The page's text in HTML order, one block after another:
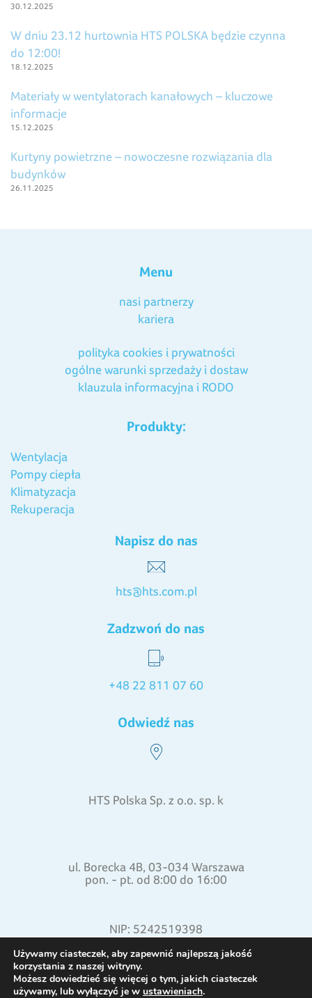
30.12.2025
W dniu 23.12 hurtownia HTS POLSKA będzie czynna
do 12:00!
18.12.2025
Materiały w wentylatorach kanałowych – kluczowe
informacje
15.12.2025
Kurtyny powietrzne – nowoczesne rozwiązania dla
budynków
26.11.2025
Menu
nasi partnerzy
kariera
polityka cookies i prywatności
ogólne warunki sprzedaży i dostaw
klauzula informacyjna i RODO
Produkty:
Wentylacja
Pompy ciepła
Klimatyzacja
Rekuperacja
Napisz do nas
hts@hts.com.pl
Zadzwoń do nas
+48 22 811 07 60
Odwiedź nas
HTS Polska Sp. z o.o. sp. k
ul. Borecka 4B, 03-034 Warszawa
pon. - pt. od 8:00 do 16:00
NIP: 5242519398
REGON: 015871772
Używamy ciasteczek, aby zapewnić najlepszą jakość
korzystania z naszej witryny.
Możesz dowiedzieć się więcej o tym, jakich ciasteczek
używamy, lub wyłączyć je w ustawieniach.